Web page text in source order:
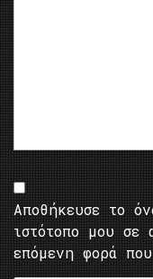
Αποθήκευσε το
ιστότοπο μου σε
επόμενη φορά